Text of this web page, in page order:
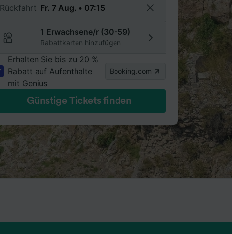
Rückfahrt
1 Erwachsene/r (30-59)
Rabattkarten hinzufügen
Erhalten Sie bis zu 20 %
Rabatt auf Aufenthalte
mit Genius
Booking.com
Günstige Tickets finden